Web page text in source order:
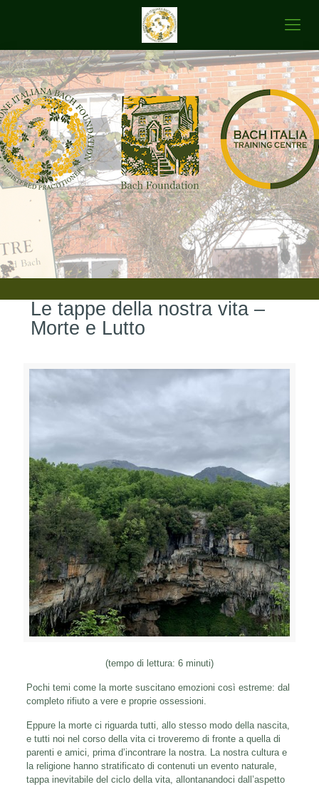
Le tappe della nostra vita –
Morte e Lutto
(tempo di lettura: 6 minuti)
Pochi temi come la morte suscitano emozioni così estreme: dal
completo rifiuto a vere e proprie ossessioni.
Eppure la morte ci riguarda tutti, allo stesso modo della nascita,
e tutti noi nel corso della vita ci troveremo di fronte a quella di
parenti e amici, prima d’incontrare la nostra. La nostra cultura e
la religione hanno stratificato di contenuti un evento naturale,
tappa inevitabile del ciclo della vita, allontanandoci dall’aspetto